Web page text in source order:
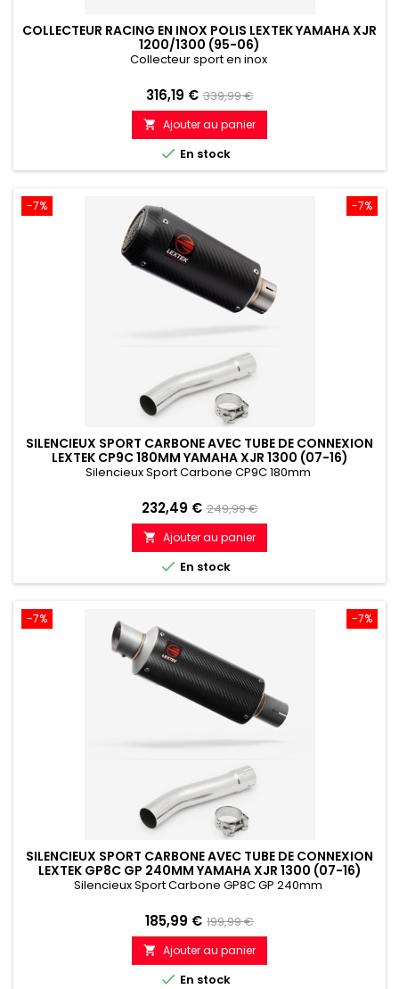
COLLECTEUR RACING EN INOX POLIS LEXTEK YAMAHA XJR
1200/1300 (95-06)
Collecteur sport en inox
Prix
316,19 € Prix
de
référence
339,99 €
 Ajouter au panier
 En stock
-7%
-7%
SILENCIEUX SPORT CARBONE AVEC TUBE DE CONNEXION
LEXTEK CP9C 180MM YAMAHA XJR 1300 (07-16)
Silencieux Sport Carbone CP9C 180mm
Prix
232,49 € Prix
de
référence
249,99 €
 Ajouter au panier
 En stock
-7%
-7%
SILENCIEUX SPORT CARBONE AVEC TUBE DE CONNEXION
LEXTEK GP8C GP 240MM YAMAHA XJR 1300 (07-16)
Silencieux Sport Carbone GP8C GP 240mm
Prix
185,99 € Prix
de
référence
199,99 €
 Ajouter au panier
 En stock